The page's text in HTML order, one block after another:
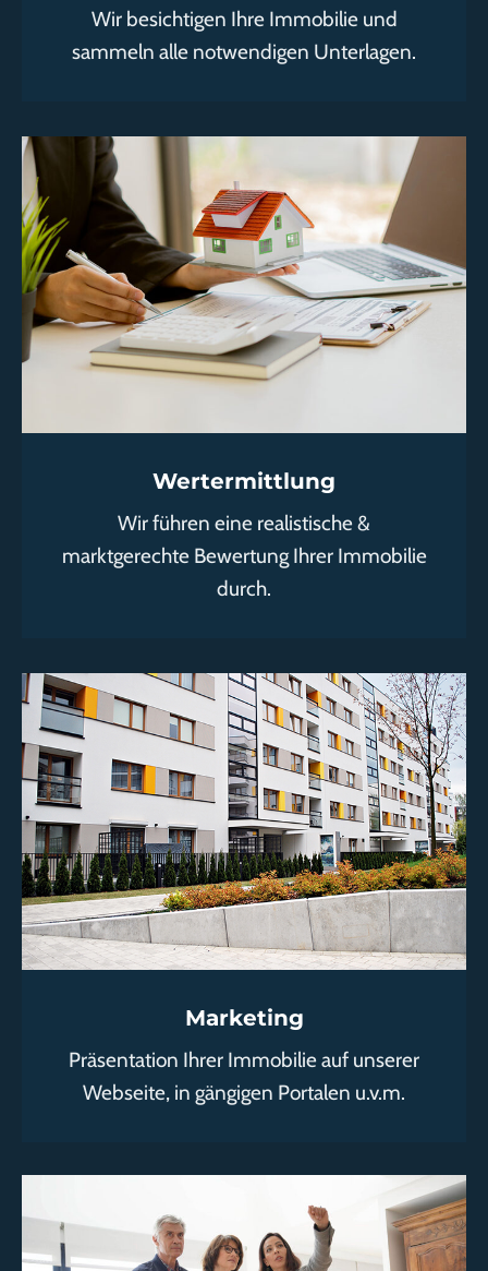
Wir besichtigen Ihre Immobilie und
sammeln alle notwendigen Unterlagen.
Wertermittlung
Wir führen eine realistische &
marktgerechte Bewertung Ihrer Immobilie
durch.
Marketing
Präsentation Ihrer Immobilie auf unserer
Webseite, in gängigen Portalen u.v.m.